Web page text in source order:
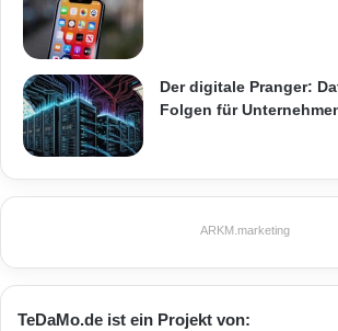
Der digitale Pranger:
Folgen für
ARKM.marketing
TeDaMo.de ist ein Projekt von: